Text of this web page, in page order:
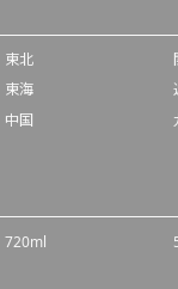
東北
東海
中国
720ml